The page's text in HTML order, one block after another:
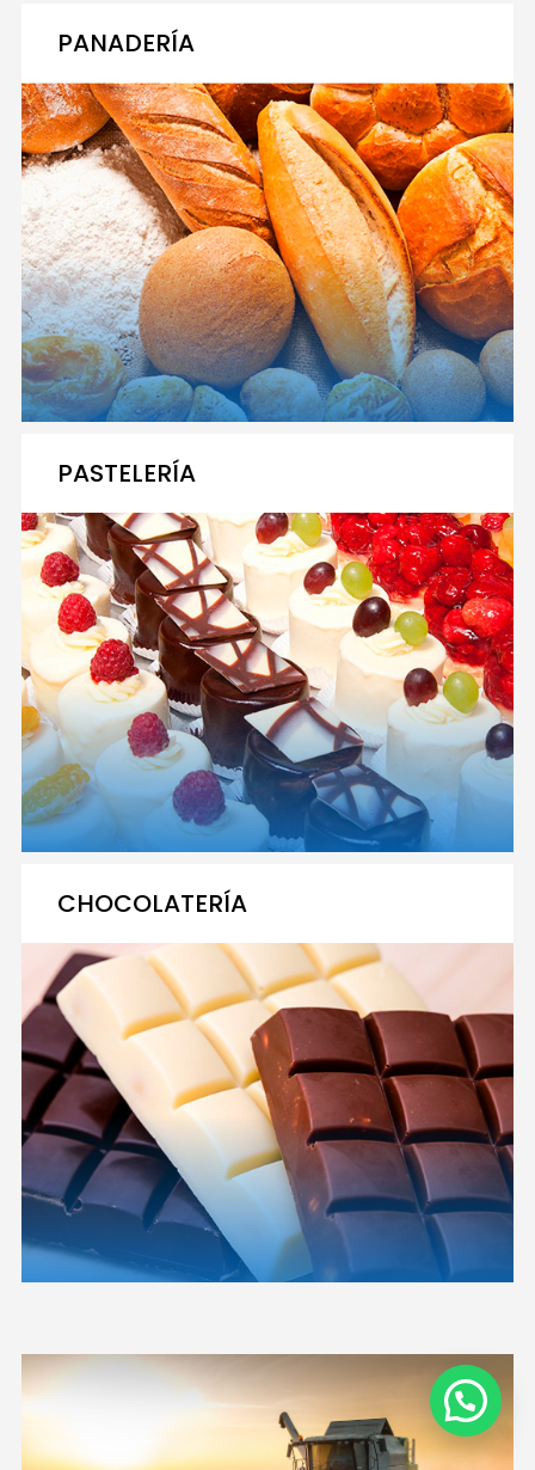
PANADERÍA
PASTELERÍA
CHOCOLATERÍA